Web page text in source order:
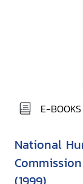
E-BOOKS
National